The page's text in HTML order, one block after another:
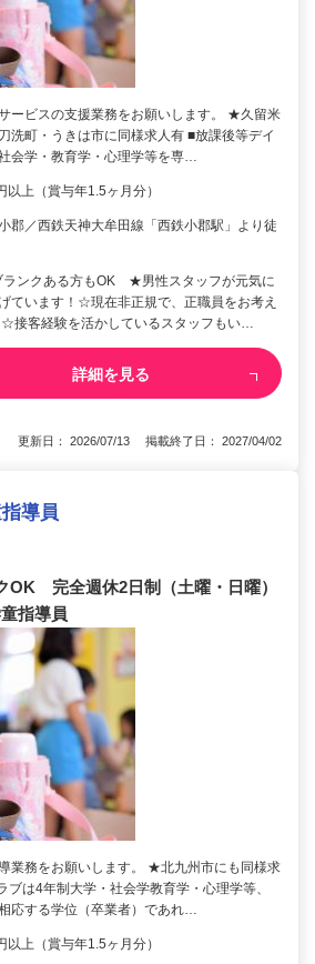
ービスの支援業務をお願いします。 ★久留米
洗町・うきは市に同様求人有 ■放課後等デイ
会学・教育学・心理学等を専…
以上（賞与年1.5ヶ月分）
郡／西鉄天神大牟田線「西鉄小郡駅」より徒
ランクある方もOK ★男性スタッフが元気に
ています！☆現在非正規で、正職員をお考え
接客経験を活かしているスタッフもい…
詳細を見る
更新日： 2026/07/13 掲載終了日： 2027/04/02
導員
OK 完全週休2日制（土曜・日曜）
指導員
業務をお願いします。 ★北九州市にも同様求
ブは4年制大学・社会学教育学・心理学等、
応する学位（卒業者）であれ…
以上（賞与年1.5ヶ月分）